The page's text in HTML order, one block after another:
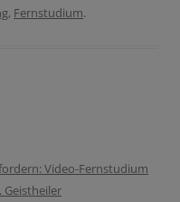
, Fernstudium.
Video-Fernstudium
Geistheiler